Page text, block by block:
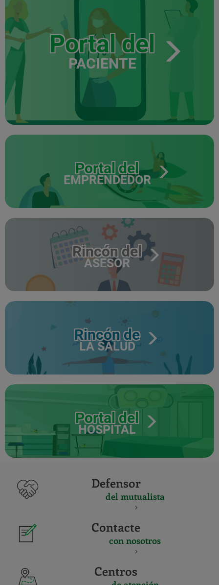
Portal del
PACIENTE
Portal del
EMPRENDEDOR
Rincón del
ASESOR
Rincón de
LA SALUD
Portal del
HOSPITAL
Defensor
del mutualista
Contacte
con nosotros
Centros